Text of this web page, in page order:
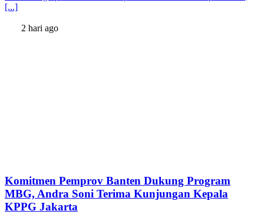
[...]
2 hari ago
Komitmen Pemprov Banten Dukung Program
MBG, Andra Soni Terima Kunjungan Kepala
KPPG Jakarta